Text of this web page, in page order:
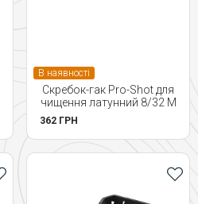
В наявності
Скребок-гак Pro-Shot для
чищення латунний 8/32 M
362 ГРН